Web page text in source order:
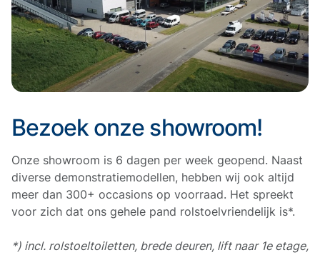
Bezoek onze showroom!
Onze showroom is 6 dagen per week geopend. Naast
diverse demonstratiemodellen, hebben wij ook altijd
meer dan 300+ occasions op voorraad. Het spreekt
voor zich dat ons gehele pand rolstoelvriendelijk is*.
*) incl. rolstoeltoiletten, brede deuren, lift naar 1e etage,